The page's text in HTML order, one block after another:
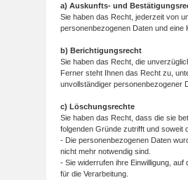
a) Auskunfts- und
Sie haben das Recht, jederzeit von
personenbezogenen Daten und eine
b) Berichtigungsrecht
Sie haben das Recht, die
Ferner steht Ihnen das Recht zu,
unvollständiger personenbezogener
c) Löschungsrechte
Sie haben das Recht, dass die sie
folgenden Gründe zutrifft und soweit
- Die personenbezogenen Daten
nicht mehr notwendig sind.
- Sie widerrufen ihre Einwilligung,
für die Verarbeitung.